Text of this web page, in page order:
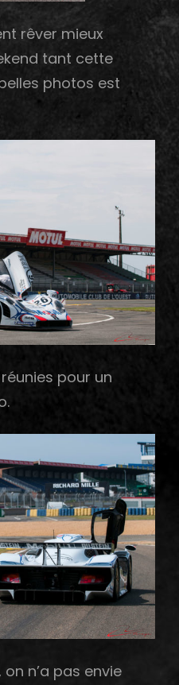
rêver mieux
tant cette
photos est
pour un
n’a pas envie